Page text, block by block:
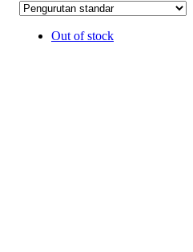
Out of stock